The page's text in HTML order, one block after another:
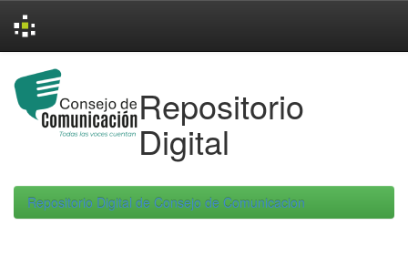
navigation
Repositorio
Digital
Repositorio Digital de Consejo de Comunicacion